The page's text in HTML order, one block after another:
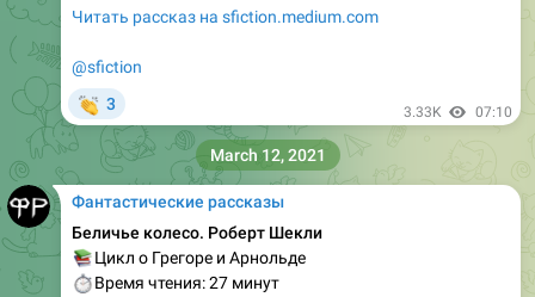
Читать рассказ на sfiction.medium.com
@sfiction
3 3.33K 07:10
Фантастические рассказы
Беличье колесо. Роберт Шекли
Цикл о Грегоре и Арнольде
Время чтения: 27 минут
March 12, 2021